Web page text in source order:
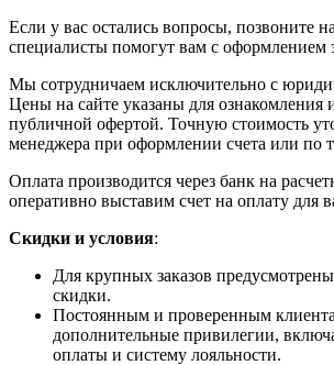
Если у вас остались вопросы, позвоните
специалисты помогут вам с оформлением
Мы сотрудничаем исключительно с
Цены на сайте указаны для ознакомления
публичной офертой. Точную стоимость
менеджера при оформлении счета или по
Оплата производится через банк на
оперативно выставим счет на оплату для
Скидки и условия:
Для крупных заказов
скидки.
Постоянным и проверенным
дополнительные привилегии,
оплаты и систему лояльности.